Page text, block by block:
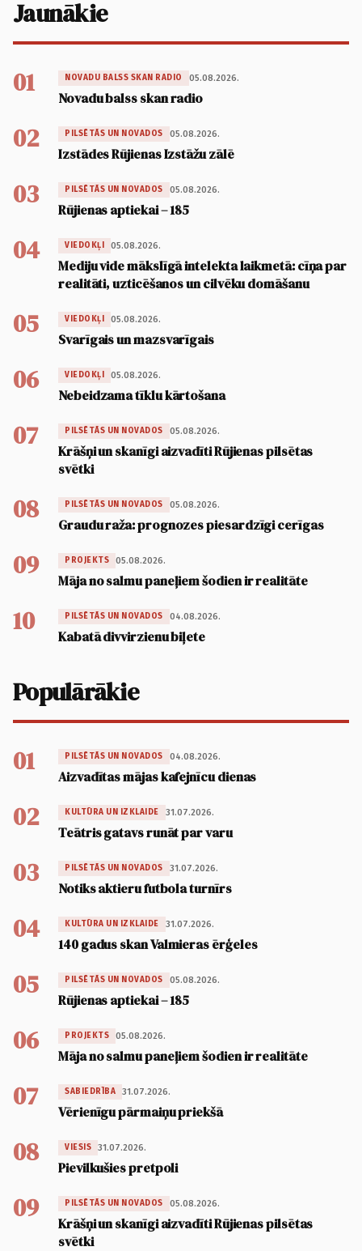
Jaunākie
01 NOVADU BALSS SKAN RADIO 05.08.2026.
Novadu balss skan radio
02 PILSĒTĀS UN NOVADOS 05.08.2026.
Izstādes Rūjienas Izstāžu zālē
03 PILSĒTĀS UN NOVADOS 05.08.2026.
Rūjienas aptiekai – 185
04 VIEDOKĻI 05.08.2026.
Mediju vide mākslīgā intelekta laikmetā: cīņa par
realitāti, uzticēšanos un cilvēku domāšanu
05 VIEDOKĻI 05.08.2026.
Svarīgais un mazsvarīgais
06 VIEDOKĻI 05.08.2026.
Nebeidzama tīklu kārtošana
07 PILSĒTĀS UN NOVADOS 05.08.2026.
Krāšņi un skanīgi aizvadīti Rūjienas pilsētas
svētki
08 PILSĒTĀS UN NOVADOS 05.08.2026.
Graudu raža: prognozes piesardzīgi cerīgas
09 PROJEKTS 05.08.2026.
Māja no salmu paneļiem šodien ir realitāte
10 PILSĒTĀS UN NOVADOS 04.08.2026.
Kabatā divvirzienu biļete
Populārākie
01 PILSĒTĀS UN NOVADOS 04.08.2026.
Aizvadītas mājas kafejnīcu dienas
02 KULTŪRA UN IZKLAIDE 31.07.2026.
Teātris gatavs runāt par varu
03 PILSĒTĀS UN NOVADOS 31.07.2026.
Notiks aktieru futbola turnīrs
04 KULTŪRA UN IZKLAIDE 31.07.2026.
140 gadus skan Valmieras ērģeles
05 PILSĒTĀS UN NOVADOS 05.08.2026.
Rūjienas aptiekai – 185
06 PROJEKTS 05.08.2026.
Māja no salmu paneļiem šodien ir realitāte
07 SABIEDRĪBA 31.07.2026.
Vērienīgu pārmaiņu priekšā
08 VIESIS 31.07.2026.
Pievilkušies pretpoli
09 PILSĒTĀS UN NOVADOS 05.08.2026.
Krāšņi un skanīgi aizvadīti Rūjienas pilsētas
svētki